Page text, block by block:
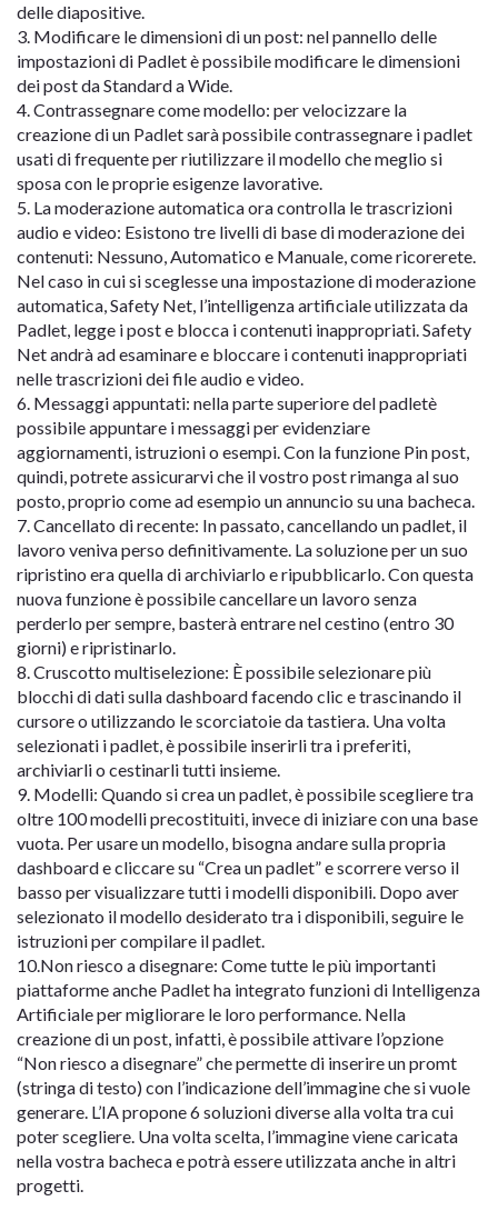
delle diapositive.
3. Modificare le dimensioni di un post: nel pannello delle
impostazioni di Padlet è possibile modificare le dimensioni
dei post da Standard a Wide.
4. Contrassegnare come modello: per velocizzare la
creazione di un Padlet sarà possibile contrassegnare i padlet
usati di frequente per riutilizzare il modello che meglio si
sposa con le proprie esigenze lavorative.
5. La moderazione automatica ora controlla le trascrizioni
audio e video: Esistono tre livelli di base di moderazione dei
contenuti: Nessuno, Automatico e Manuale, come ricorerete.
Nel caso in cui si sceglesse una impostazione di moderazione
automatica, Safety Net, l’intelligenza artificiale utilizzata da
Padlet, legge i post e blocca i contenuti inappropriati. Safety
Net andrà ad esaminare e bloccare i contenuti inappropriati
nelle trascrizioni dei file audio e video.
6. Messaggi appuntati: nella parte superiore del padletè
possibile appuntare i messaggi per evidenziare
aggiornamenti, istruzioni o esempi. Con la funzione Pin post,
quindi, potrete assicurarvi che il vostro post rimanga al suo
posto, proprio come ad esempio un annuncio su una bacheca.
7. Cancellato di recente: In passato, cancellando un padlet, il
lavoro veniva perso definitivamente. La soluzione per un suo
ripristino era quella di archiviarlo e ripubblicarlo. Con questa
nuova funzione è possibile cancellare un lavoro senza
perderlo per sempre, basterà entrare nel cestino (entro 30
giorni) e ripristinarlo.
8. Cruscotto multiselezione: È possibile selezionare più
blocchi di dati sulla dashboard facendo clic e trascinando il
cursore o utilizzando le scorciatoie da tastiera. Una volta
selezionati i padlet, è possibile inserirli tra i preferiti,
archiviarli o cestinarli tutti insieme.
9. Modelli: Quando si crea un padlet, è possibile scegliere tra
oltre 100 modelli precostituiti, invece di iniziare con una base
vuota. Per usare un modello, bisogna andare sulla propria
dashboard e cliccare su “Crea un padlet” e scorrere verso il
basso per visualizzare tutti i modelli disponibili. Dopo aver
selezionato il modello desiderato tra i disponibili, seguire le
istruzioni per compilare il padlet.
10.Non riesco a disegnare: Come tutte le più importanti
piattaforme anche Padlet ha integrato funzioni di Intelligenza
Artificiale per migliorare le loro performance. Nella
creazione di un post, infatti, è possibile attivare l’opzione
“Non riesco a disegnare” che permette di inserire un promt
(stringa di testo) con l’indicazione dell’immagine che si vuole
generare. L’IA propone 6 soluzioni diverse alla volta tra cui
poter scegliere. Una volta scelta, l’immagine viene caricata
nella vostra bacheca e potrà essere utilizzata anche in altri
progetti.